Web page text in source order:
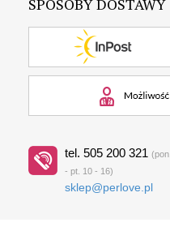
tel. 505 200 321 (pon.
- pt. 10 - 16)
sklep@perlove.pl